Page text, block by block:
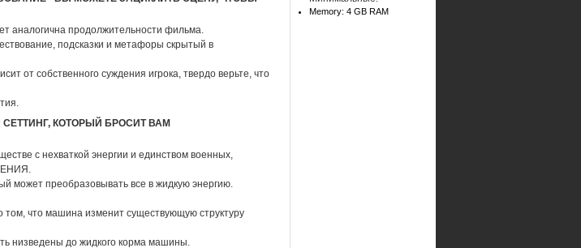
аналогична продолжительности фильма.
подсказки и метафоры скрытый в
от собственного суждения игрока, твердо верьте, что
КОТОРЫЙ БРОСИТ ВАМ
с нехваткой энергии и единством военных,
может преобразовывать все в жидкую энергию.
что машина изменит существующую структуру
низведены до жидкого корма машины.
Memory: 4 GB RAM